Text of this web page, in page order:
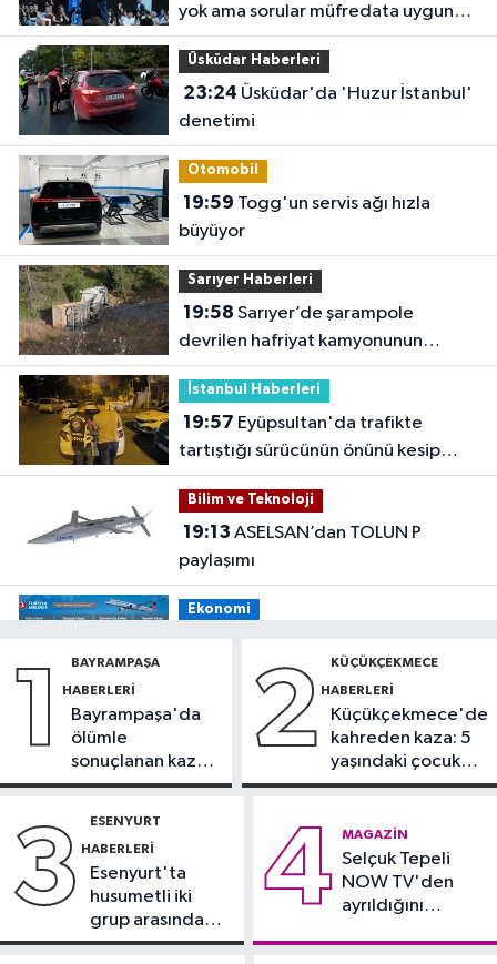
yok ama sorular müfredata uygun
hale gelecek'
Üsküdar Haberleri
23:24
denetimi
Otomobil
19:59
büyüyor
Sarıyer Haberleri
19:58
devrilen hafriyat kamyonunun
şoförü yaralandı
İstanbul Haberleri
19:57
tartıştığı sürücünün önünü kesip
tehdit eden saldırgana 180 bin lira
ceza
Bilim ve Teknoloji
19:13
paylaşımı
Ekonomi
milyon yolcu taşıdı
Bilim ve Teknoloji
yeni nesil uydulara taşınıyor
taşınacak
1 BAYRAMPAŞA
HABERLERI
Bayrampaşa'da
ölümle
sonuçlanan kaza:
Sürücü
2 KÜÇÜKÇEKMECE
HABERLERI
Küçükçekmece'de
kahreden kaza: 5
yaşındaki çocuk
yoğun bakımda
3 ESENYURT
HABERLERI
Esenyurt'ta
husumetli iki
grup arasında
silahlı kavga
4 MAGAZIN
Selçuk Tepeli
NOW TV'den
ayrıldığını